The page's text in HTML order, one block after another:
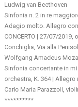
Ludwig van Beethoven
Sinfonia n. 2 in re
Adagio molto. Allegro
CONCERTO | 27/07/2019,
Conchiglia, Via alla
Wolfgang Amadeus
Sinfonia concertante in
orchestra, K. 364 |
Carlo Maria Parazzoli,
**********